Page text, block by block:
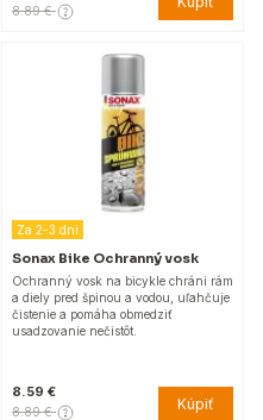
8.89 €
Za 2-3 dni
Sonax Bike Ochranný vosk
Ochranný vosk na bicykle chráni rám
a diely pred špinou a vodou, uľahčuje
čistenie a pomáha obmedziť
usadzovanie nečistôt.
8.59 €
8.89 € Kúpiť